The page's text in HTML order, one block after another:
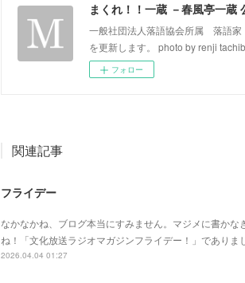
まくれ！！一蔵 －春風亭一蔵
一般社団法人落語協会所属 落語家
を更新します。 photo by renji
フォロー
関連記事
フライデー
なかなかね、ブログ本当にすみません。マジメに書か
ね！「文化放送ラジオマガジンフライデー！」であり
2026.04.04 01:27